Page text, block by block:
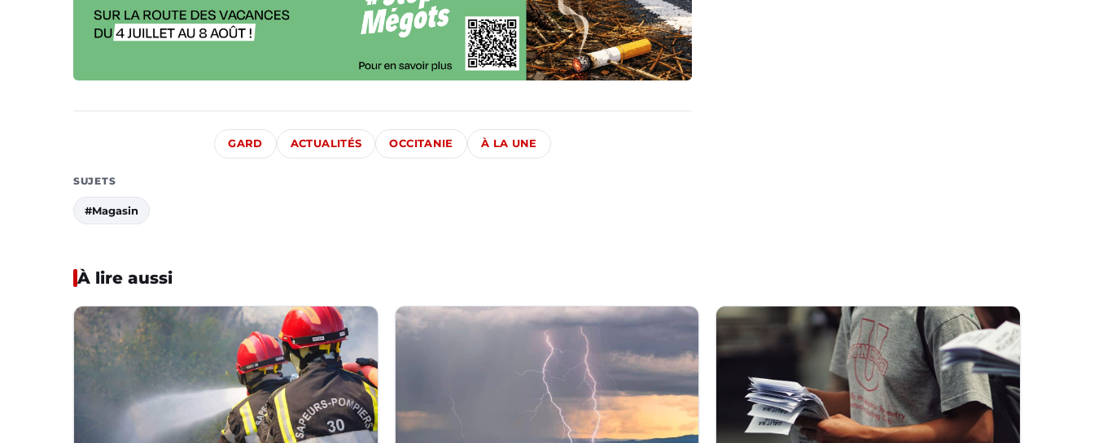
GARD ACTUALITÉS OCCITANIE À LA UNE
SUJETS
#Magasin
À lire aussi